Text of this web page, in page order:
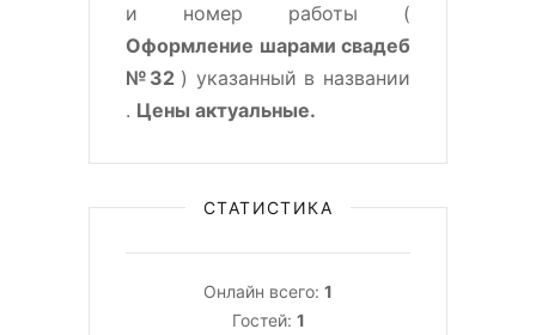
и номер работы (
Оформление шарами свадеб
№32 ) указанный в названии
. Цены актуальные.
СТАТИСТИКА
Онлайн всего: 1
Гостей: 1